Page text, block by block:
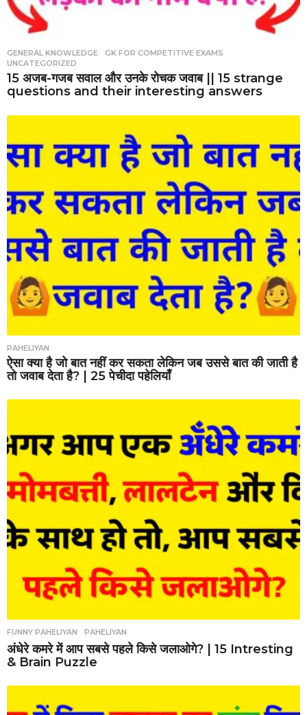
GENERAL KNOWLEDGE ,GK FOR COMPETITIVE EXAMS
UNCATEGORIZED
15 अजब-गजब सवाल और उनके रोचक जवाब || 15 strange
questions and their interesting answers
PAHELIYAN
ऐसा क्या है जो बात नहीं कर सकता लेकिन जब उससे बात की जाती है
तो जवाब देता है? | 25 पेचीदा पहेलियाँ
FUNNY PAHELIYAN ,PAHELIYAN
अंधेरे कमरे में आप सबसे पहले किसे जलाओगे? | 15 Intresting
& Brain Puzzle